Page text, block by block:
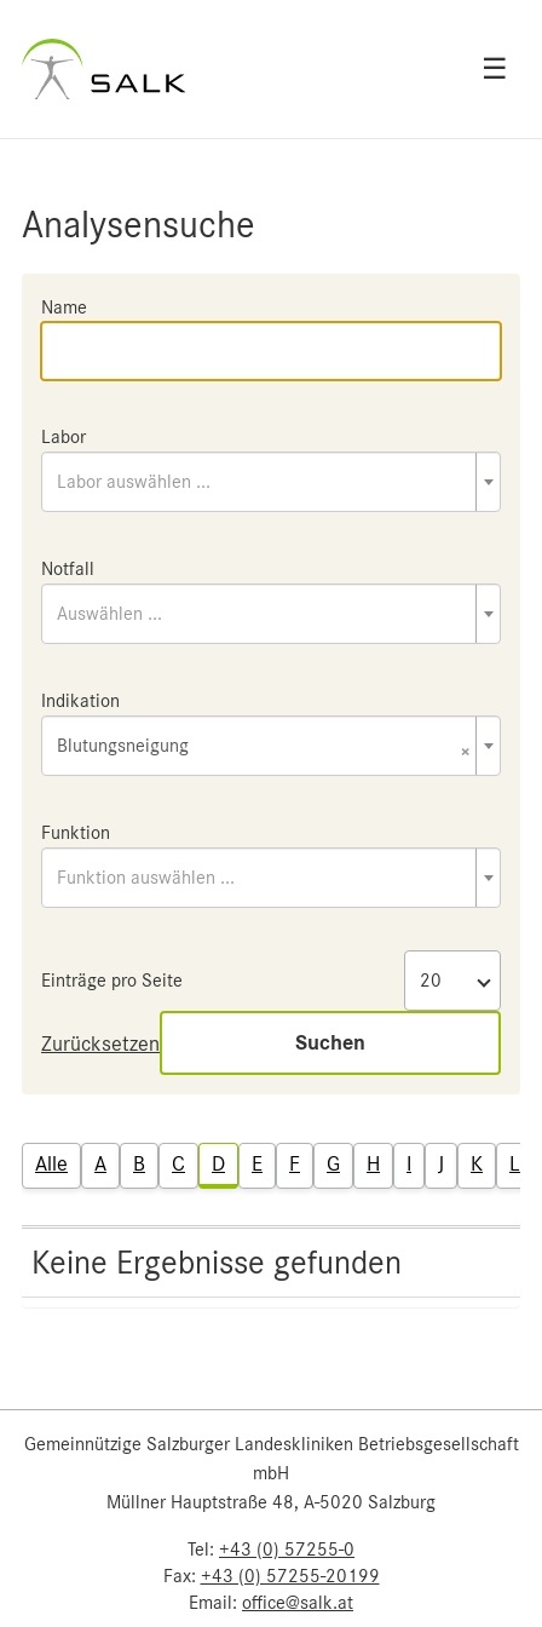
☰
Analysensuche
Name
Labor
Labor auswählen ...
Notfall
Auswählen ...
Indikation
×
Blutungsneigung
Funktion
Funktion auswählen ...
Einträge pro Seite
Zurücksetzen Suchen
Alle A B C D E F G H I J K L
Keine Ergebnisse gefunden
Gemeinnützige Salzburger Landeskliniken Betriebsgesellschaft
mbH
Müllner Hauptstraße 48, A-5020 Salzburg
Tel: +43 (0) 57255-0
Fax: +43 (0) 57255-20199
Email: office@salk.at